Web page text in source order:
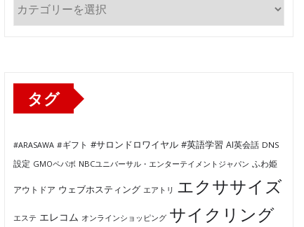
テ
タグ
#ARASAWA #ギフト #サロンドロワイヤル #英語学習 AI英会話 DNS
設定 GMOペパボ NBCユニバーサル・エンターテイメントジャパン ふわ姫
アウトドア ウェブホスティング エアトリ エクササイズ
エステ エレコム オンラインショッピング サイクリング